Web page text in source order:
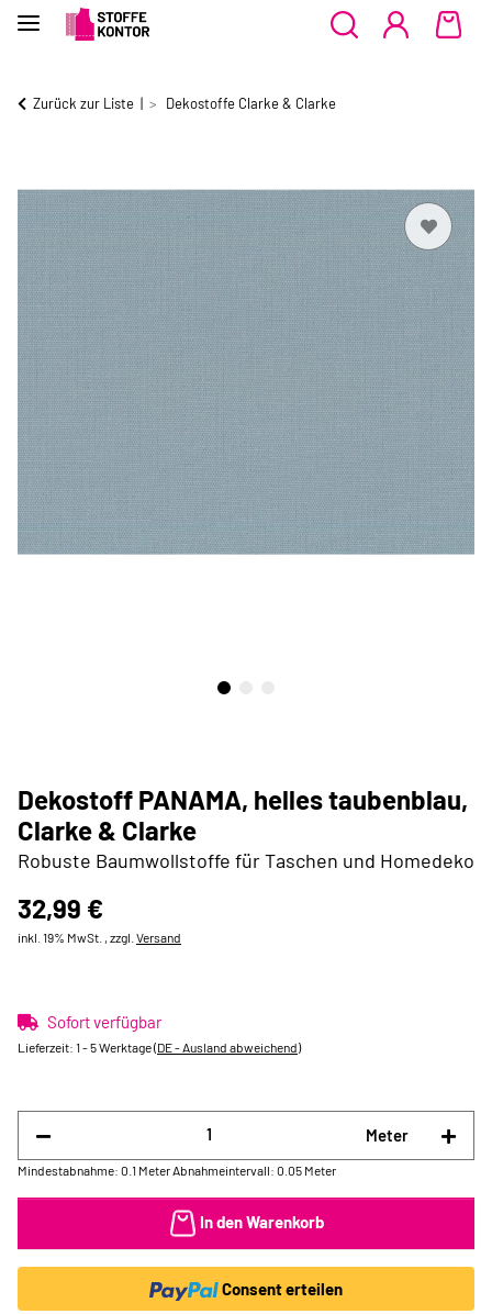
Zurück zur Liste Dekostoffe Clarke & Clarke
Dekostoff PANAMA, helles taubenblau,
Clarke & Clarke
Robuste Baumwollstoffe für Taschen und Homedeko
32,99 €
inkl. 19% MwSt. , zzgl. Versand
Sofort verfügbar
Lieferzeit: 1 - 5 Werktage(DE - Ausland abweichend)
Meter
Mindestabnahme: 0.1 Meter Abnahmeintervall: 0.05 Meter
In den Warenkorb
Consent erteilen